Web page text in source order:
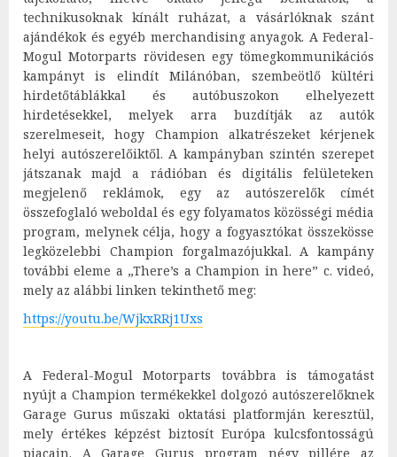
technikusoknak kínált ruházat, a vásárlóknak szánt
ajándékok és egyéb merchandising anyagok. A Federal-
Mogul Motorparts rövidesen egy tömegkommunikációs
kampányt is elindít Milánóban, szembeötlő kültéri
hirdetőtáblákkal és autóbuszokon elhelyezett
hirdetésekkel, melyek arra buzdítják az autók
szerelmeseit, hogy Champion alkatrészeket kérjenek
helyi autószerelőiktől. A kampányban szintén szerepet
játszanak majd a rádióban és digitális felületeken
megjelenő reklámok, egy az autószerelők címét
összefoglaló weboldal és egy folyamatos közösségi média
program, melynek célja, hogy a fogyasztókat összekösse
legközelebbi Champion forgalmazójukkal. A kampány
további eleme a „There’s a Champion in here” c. videó,
mely az alábbi linken tekinthető meg:
https://youtu.be/WjkxRRj1Uxs
A Federal-Mogul Motorparts továbbra is támogatást
nyújt a Champion termékekkel dolgozó autószerelőknek
Garage Gurus műszaki oktatási platformján keresztül,
mely értékes képzést biztosít Európa kulcsfontosságú
piacain. A Garage Gurus program négy pillére az